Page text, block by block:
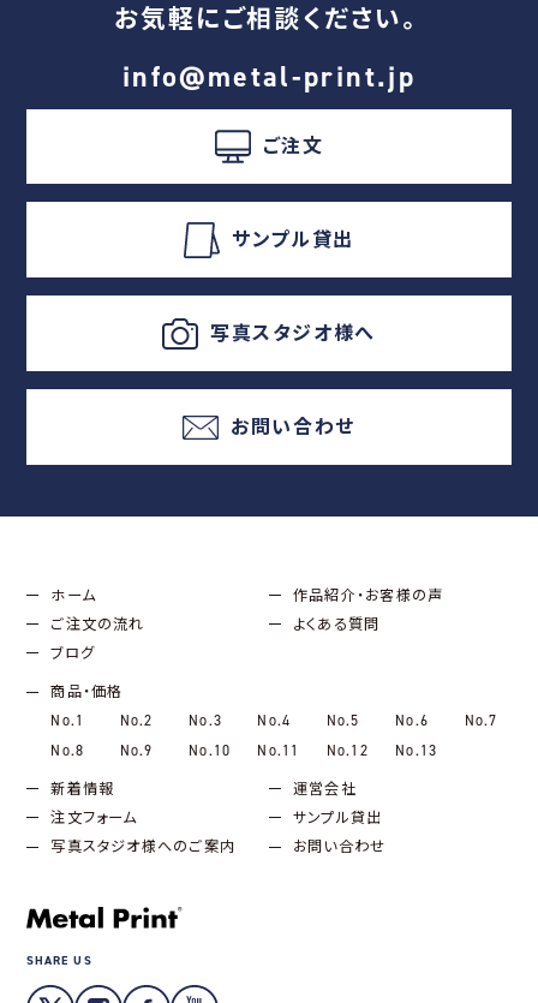
お気軽にご相談ください。
info@metal-print.jp
ご注文
サンプル貸出
写真スタジオ様へ
お問い合わせ
ホーム
作品紹介・お客様の声
ご注文の流れ
よくある質問
ブログ
商品・価格
No.1
No.2 No.3 No.4 No.5 No.6
No.7
No.8
No.9 No.10 No.11 No.12 No.13
新着情報
運営会社
注文フォーム
サンプル貸出
写真スタジオ様へのご案内
お問い合わせ
SHARE US